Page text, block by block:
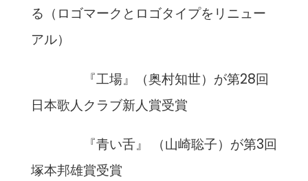
る（ロゴマークとロゴタイプをリニュー
アル）
『工場』（奥村知世）が第28回
日本歌人クラブ新人賞受賞
『青い舌』 （山崎聡子）が第3回
塚本邦雄賞受賞